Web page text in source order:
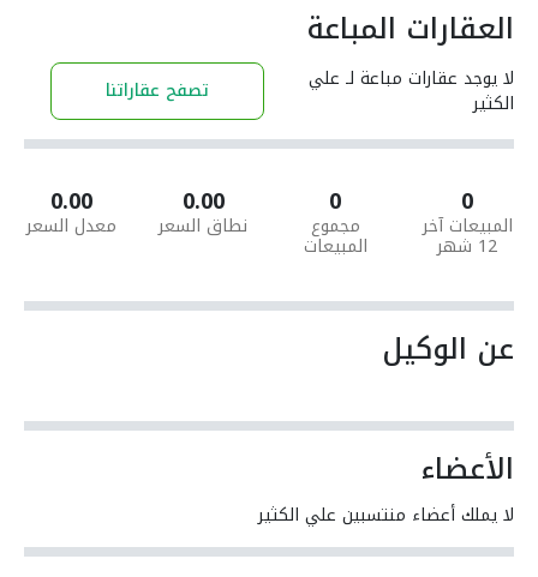
العقارات المباعة
لا يوجد عقارات مباعة لـ علي
الكثير تصفح عقاراتنا
0
المبيعات آخر
12 شهر
0
مجموع
المبيعات
0.00
نطاق السعر
0.00
معدل السعر
عن الوكيل
الأعضاء
لا يملك أعضاء منتسبين علي الكثير